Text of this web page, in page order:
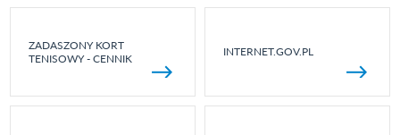
ZADASZONY KORT
TENISOWY - CENNIK
INTERNET.GOV.PL